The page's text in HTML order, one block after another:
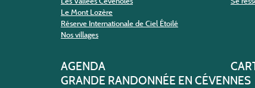
Le Mont Lozère
Réserve Internationale de Ciel Étoilé
Nos villages
AGENDA
GRANDE RANDONNÉE EN CÉVENNES